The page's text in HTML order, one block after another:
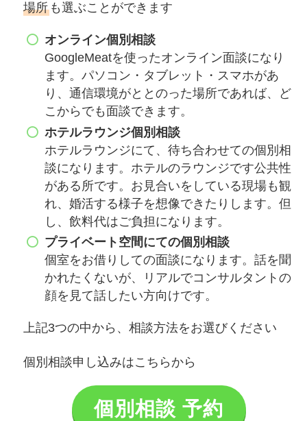
場所も選ぶことができます
オンライン個別相談
GoogleMeatを使ったオンライン面談になり
ます。パソコン・タブレット・スマホがあ
り、通信環境がととのった場所であれば、ど
こからでも面談できます。
ホテルラウンジ個別相談
ホテルラウンジにて、待ち合わせての個別相
談になります。ホテルのラウンジです公共性
がある所です。お見合いをしている現場も観
れ、婚活する様子を想像できたりします。但
し、飲料代はご負担になります。
プライベート空間にての個別相談
個室をお借りしての面談になります。話を聞
かれたくないが、リアルでコンサルタントの
顔を見て話したい方向けです。
上記3つの中から、相談方法をお選びください
個別相談申し込みはこちらから
個別相談 予約